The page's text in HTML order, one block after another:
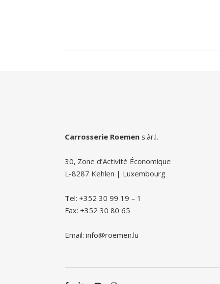
Carrosserie Roemen s.àr.l.
30, Zone d’Activité Économique
L-8287 Kehlen | Luxembourg
Tel: +352 30 99 19 – 1
Fax: +352 30 80 65
Email: info@roemen.lu